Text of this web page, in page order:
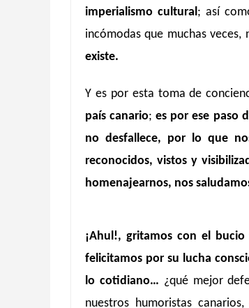
imperialismo cultural; así
incómodas que muchas
existe.
Y es por esta toma de
país canario;es por ese paso
no desfallece, por lo que
reconocidos, vistos y
homenajearnos, nos
¡Ahul!, gritamos con el
felicitamos por su lucha
lo cotidiano… ¿qué mejor
nuestros humoristas